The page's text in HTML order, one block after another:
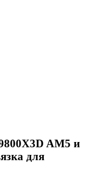
AM5 и
для